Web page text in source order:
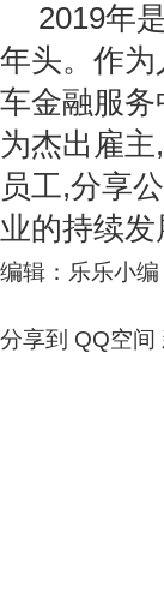
2019年
年头。作
车金融服
为杰出雇
员工,分享
业的持续发
编辑：乐乐小编
分享到 QQ空间